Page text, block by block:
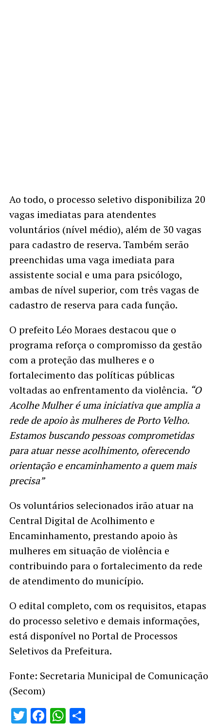
Ao todo, o processo seletivo disponibiliza 20
vagas imediatas para atendentes
voluntários (nível médio), além de 30 vagas
para cadastro de reserva. Também serão
preenchidas uma vaga imediata para
assistente social e uma para psicólogo,
ambas de nível superior, com três vagas de
cadastro de reserva para cada função.
O prefeito Léo Moraes destacou que o
programa reforça o compromisso da gestão
com a proteção das mulheres e o
fortalecimento das políticas públicas
voltadas ao enfrentamento da violência. “O
Acolhe Mulher é uma iniciativa que amplia a
rede de apoio às mulheres de Porto Velho.
Estamos buscando pessoas comprometidas
para atuar nesse acolhimento, oferecendo
orientação e encaminhamento a quem mais
precisa”
Os voluntários selecionados irão atuar na
Central Digital de Acolhimento e
Encaminhamento, prestando apoio às
mulheres em situação de violência e
contribuindo para o fortalecimento da rede
de atendimento do município.
O edital completo, com os requisitos, etapas
do processo seletivo e demais informações,
está disponível no Portal de Processos
Seletivos da Prefeitura.
Fonte: Secretaria Municipal de Comunicação
(Secom)
Twitter
Facebook
WhatsApp
Share